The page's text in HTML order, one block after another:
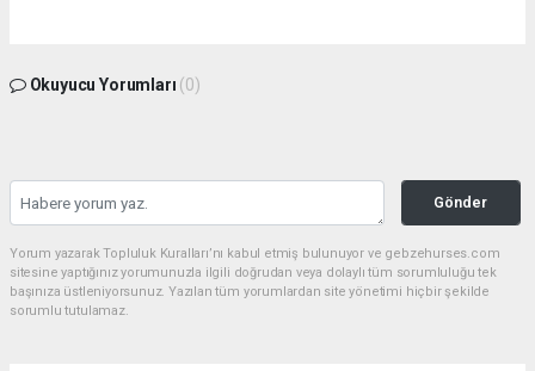
Okuyucu Yorumları (0)
Gönder
Yorum yazarak Topluluk Kuralları’nı kabul etmiş bulunuyor ve gebzehurses.com
sitesine yaptığınız yorumunuzla ilgili doğrudan veya dolaylı tüm sorumluluğu tek
başınıza üstleniyorsunuz. Yazılan tüm yorumlardan site yönetimi hiçbir şekilde
sorumlu tutulamaz.